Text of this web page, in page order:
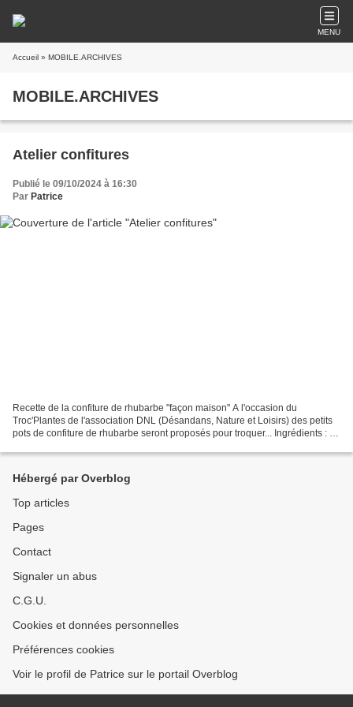
MENU
Accueil » MOBILE.ARCHIVES
MOBILE.ARCHIVES
Atelier confitures
Publié le 09/10/2024 à 16:30
Par Patrice
Recette de la confiture de rhubarbe "façon maison" A l'occasion du
Troc'Plantes de l'association DNL (Désandans, Nature et Loisirs) des petits
pots de confiture de rhubarbe seront proposés pour troquer... Ingrédients : 3
Hébergé par Overblog
Top articles
Pages
Contact
Signaler un abus
C.G.U.
Cookies et données personnelles
Préférences cookies
Voir le profil de Patrice sur le portail Overblog